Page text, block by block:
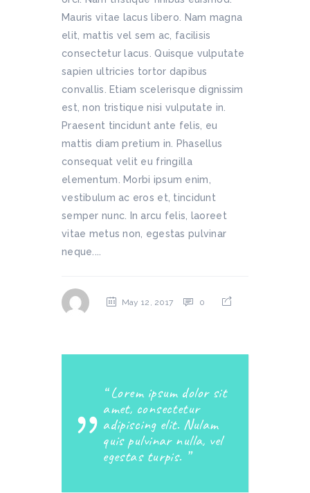
Mauris vitae lacus libero. Nam magna
elit, mattis vel sem ac, facilisis
consectetur lacus. Quisque vulputate
sapien ultricies tortor dapibus
convallis. Etiam scelerisque dignissim
est, non tristique nisi vulputate in.
Praesent tincidunt ante felis, eu
mattis diam pretium in. Phasellus
consequat velit eu fringilla
elementum. Morbi ipsum enim,
vestibulum ac eros et, tincidunt
semper nunc. In arcu felis, laoreet
vitae metus non, egestas pulvinar
neque....
May 12, 2017 0
Lorem ipsum dolor sit
amet, consectetur
adipiscing elit. Nulam
quis pulvinar nulla, vel
egestas turpis.